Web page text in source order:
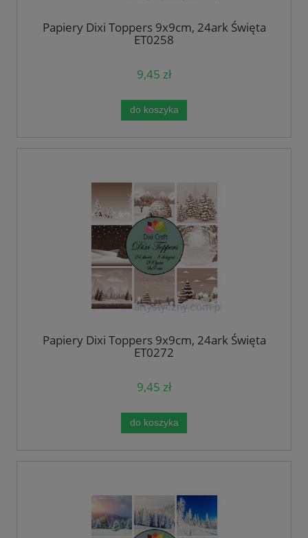
Papiery Dixi Toppers 9x9cm, 24ark Święta
ET0258
9,45 zł
do koszyka
Papiery Dixi Toppers 9x9cm, 24ark Święta
ET0272
9,45 zł
do koszyka